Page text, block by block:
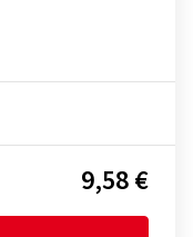
9,58 €